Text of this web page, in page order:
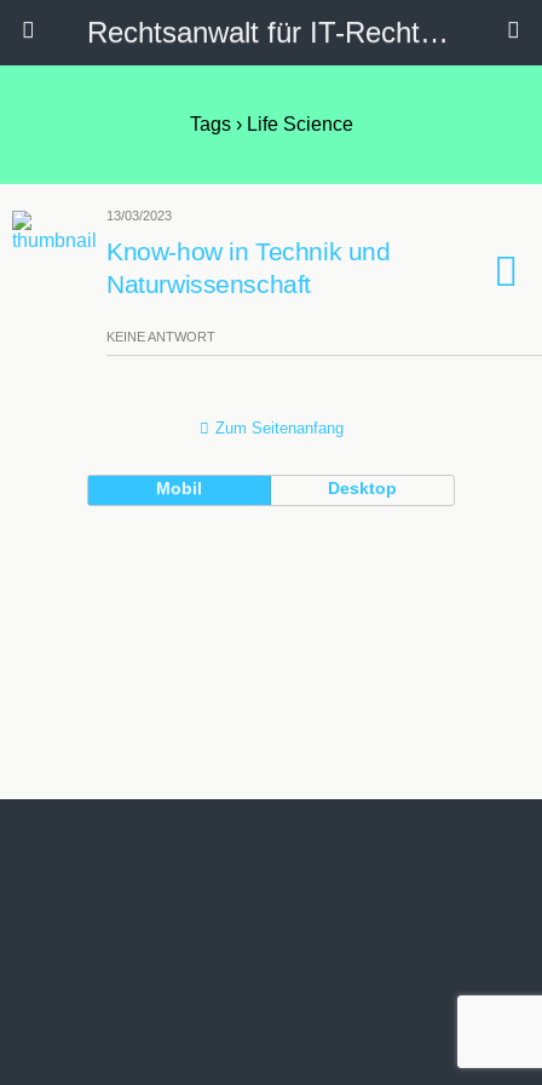
Rechtsanwalt für IT-Recht, Internetrecht, Datenschutz & Social Media
Tags › Life Science
13/03/2023
Know-how in Technik und
Naturwissenschaft
KEINE ANTWORT
Zum Seitenanfang
Mobil Desktop